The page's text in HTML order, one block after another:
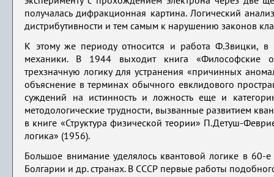
получалась дифракционная картина. Логический
дистрибутивности и тем самым к нарушению законов
К этому же периоду относится и работа Ф.Звицки,
механики. В 1944 выходит книга «Философские
трехзначную логику для устранения «причинных
объяснение в терминах обычного евклидового
суждений на истинность и ложность еще и
методологические трудности, вызванные развитием
в книге «Структура физической теории» П.Детуш-
логика» (1956).
Большое внимание уделялось квантовой логике в
Болгарии и др. странах. В СССР первые работы